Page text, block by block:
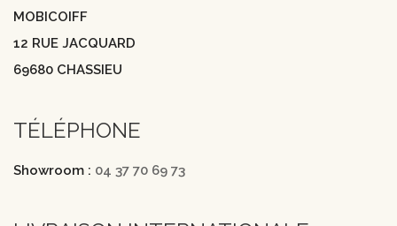
MOBICOIFF
12 RUE JACQUARD
69680 CHASSIEU
TÉLÉPHONE
Showroom : 04 37 70 69 73